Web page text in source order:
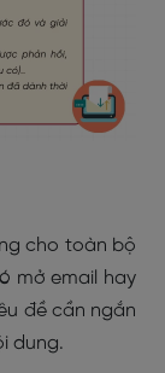
cho toàn bộ
mở email hay
đề cần ngắn
dung.